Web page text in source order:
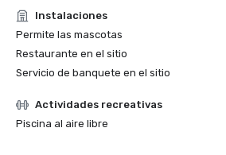
Instalaciones
Permite las mascotas
Restaurante en el sitio
Servicio de banquete en el sitio
Actividades recreativas
Piscina al aire libre